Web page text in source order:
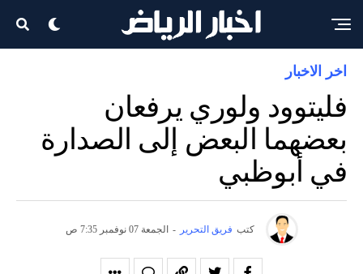
اخر الاخبار
فليتوود ولوري يرفعان
بعضهما البعض إلى الصدارة
في أبوظبي
كتب فريق التحرير - الجمعة 07 نوفمبر 7:35 ص